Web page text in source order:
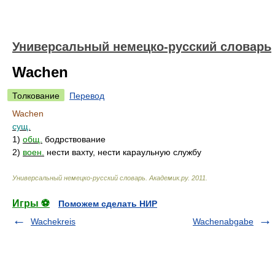
Универсальный немецко-русский словарь
Wachen
Толкование
Перевод
Wachen
сущ.
1) общ. бодрствование
2) воен. нести вахту, нести караульную службу
Универсальный немецко-русский словарь Академик.ру. 2011
Игры ⚽
Поможем сделать НИР
Wachekreis
Wachenabgabe